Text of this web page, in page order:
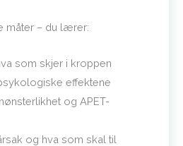
måter – du lærer:
som skjer i kroppen
effektene
og APET-
og hva som skal til